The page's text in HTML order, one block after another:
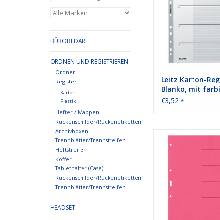
BÜROBEDARF
ORDNEN UND REGISTRIEREN
Ordner
Register
Karton
Plastik
Hefter / Mappen
Rückenschilder/Rückenetiketten
Archivboxen
Trennblätter/Trennstreifen
Heftstreifen
Koffer
Tablethalter (Case)
Rückenschilder/Rückenetiketten
Trennblätter/Trennstreifen
HEADSET
Leitz Karton-
Blanko, mit
Taben, 5 Blatt,
€3,52 *
Für Format A4. 6
Extrastarker
Blauer Engel.
ZUM WARENKORB